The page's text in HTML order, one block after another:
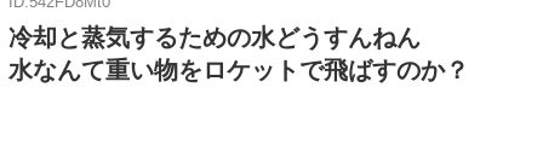
冷却と蒸気するための水どうすんねん
水なんて重い物をロケットで飛ばすのか？